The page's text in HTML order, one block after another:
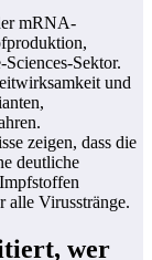
mRNA-
Sektor.
und
zeigen, dass die
deutliche
alle Virusstränge.
wer